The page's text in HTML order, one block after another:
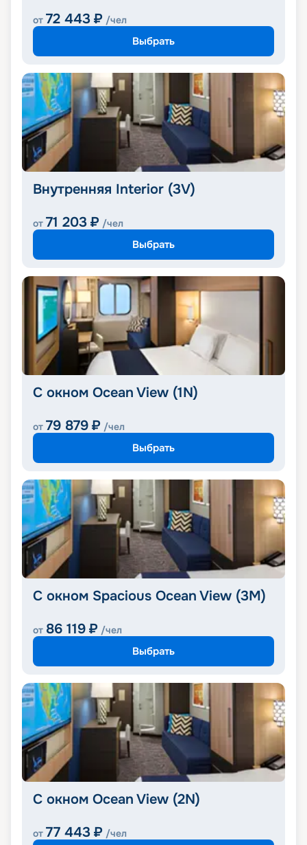
от 72 443 ₽ /чел
Выбрать
Внутренняя Interior (3V)
от 71 203 ₽ /чел
Выбрать
С окном Ocean View (1N)
от 79 879 ₽ /чел
Выбрать
С окном Spacious Ocean View (3M)
от 86 119 ₽ /чел
Выбрать
С окном Ocean View (2N)
от 77 443 ₽ /чел